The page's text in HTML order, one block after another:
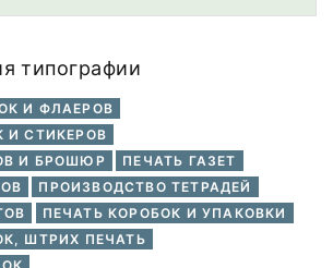
типографии
И ФЛАЕРОВ
И СТИКЕРОВ
И БРОШЮР
ПЕЧАТЬ ГАЗЕТ
ПРОИЗВОДСТВО ТЕТРАДЕЙ
ПЕЧАТЬ КОРОБОК И УПАКОВКИ
ШТРИХ ПЕЧАТЬ